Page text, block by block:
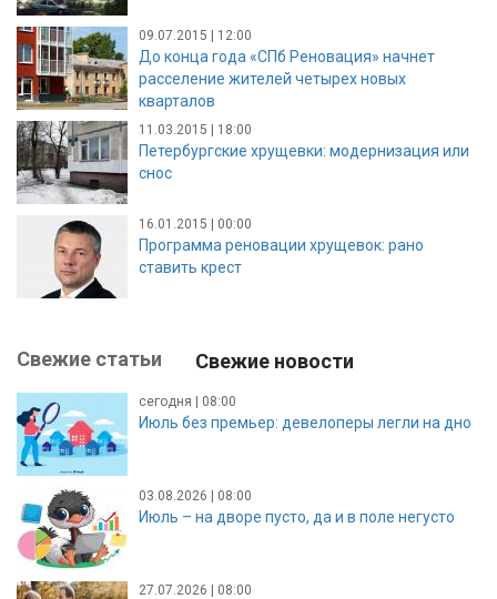
09.07.2015 | 12:00
До конца года «СПб Реновация» начнет
расселение жителей четырех новых
кварталов
11.03.2015 | 18:00
Петербургские хрущевки: модернизация или
снос
16.01.2015 | 00:00
Программа реновации хрущевок: рано
ставить крест
Свежие статьи Свежие новости
сегодня | 08:00
Июль без премьер: девелоперы легли на дно
03.08.2026 | 08:00
Июль – на дворе пусто, да и в поле негусто
27.07.2026 | 08:00